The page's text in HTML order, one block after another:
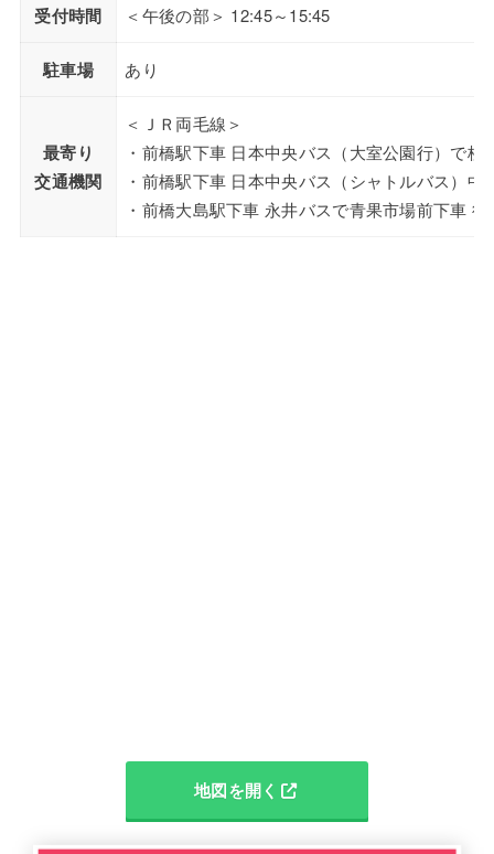
受付時間
＜午後の部＞ 12:45～15:45
駐車場 あり
最寄り
交通機関
＜ＪＲ両毛線＞
・前橋駅下車 日本中央バス（大室公園行）で
・前橋駅下車 日本中央バス（シャトルバス）
・前橋大島駅下車 永井バスで青果市場前下車
地図を開く